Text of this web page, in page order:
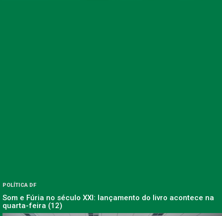
POLÍTICA DF
Som e Fúria no século XXI: lançamento do livro acontece na
quarta-feira (12)